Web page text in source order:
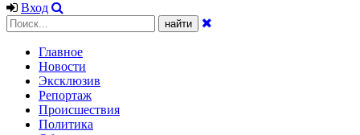
Вход
Главное
Новости
Эксклюзив
Репортаж
Происшествия
Политика